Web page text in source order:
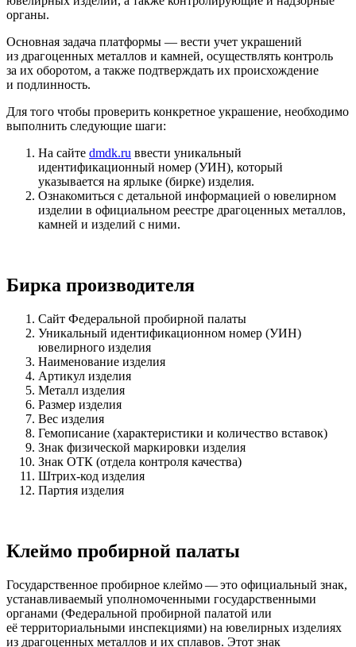
органы.
Основная задача платформы — вести учет украшений
из драгоценных металлов и камней, осуществлять контроль
за их оборотом, а также подтверждать их происхождение
и подлинность.
Для того чтобы проверить конкретное украшение, необходимо
выполнить следующие шаги:
На сайте dmdk.ru ввести уникальный
идентификационный номер (УИН), который
указывается на ярлыке (бирке) изделия.
Ознакомиться с детальной информацией о ювелирном
изделии в официальном реестре драгоценных металлов,
камней и изделий с ними.
Бирка производителя
Сайт Федеральной пробирной палаты
Уникальный идентификационном номер (УИН)
ювелирного изделия
Наименование изделия
Артикул изделия
Металл изделия
Размер изделия
Вес изделия
Гемописание (характеристики и количество вставок)
Знак физической маркировки изделия
Знак ОТК (отдела контроля качества)
Штрих-код изделия
Партия изделия
Клеймо пробирной палаты
Государственное пробирное клеймо — это официальный знак,
устанавливаемый уполномоченными государственными
органами (Федеральной пробирной палатой или
её территориальными инспекциями) на ювелирных изделиях
из драгоценных металлов и их сплавов. Этот знак